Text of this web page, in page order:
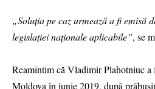
„Soluția pe caz urmează a fi emisă
legislației naționale aplicabile”, se
Reamintim că Vladimir Plahotniuc
Moldova în iunie 2019, după